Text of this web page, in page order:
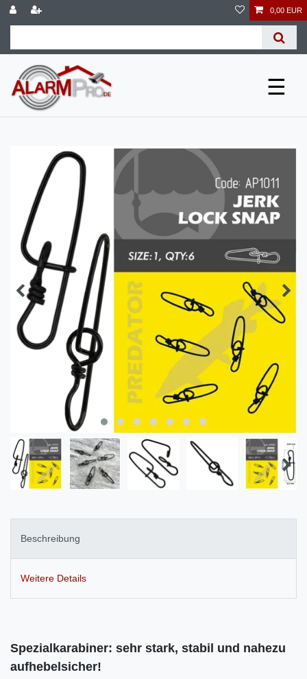
0,00 EUR
☰
Beschreibung
Weitere Details
Spezialkarabiner: sehr stark, stabil und nahezu
aufhebelsicher!